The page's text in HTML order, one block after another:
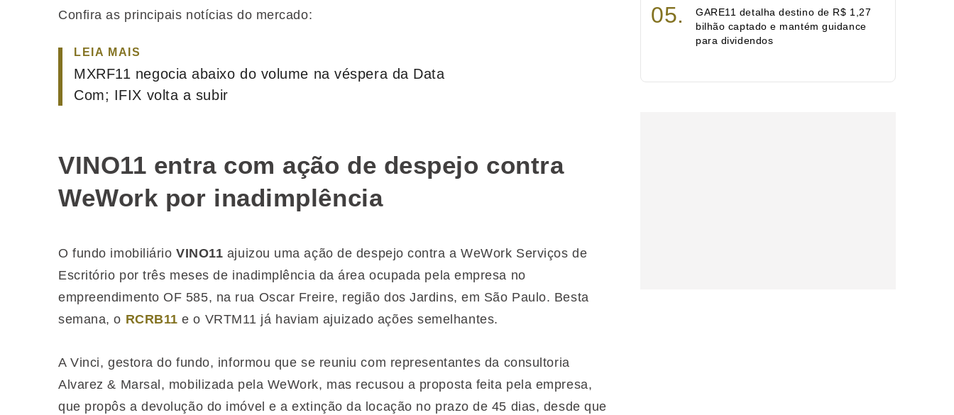
Confira as principais notícias do mercado:
LEIA MAIS
MXRF11 negocia abaixo do volume na véspera da Data
Com; IFIX volta a subir
VINO11 entra com ação de despejo contra
WeWork por inadimplência
O fundo imobiliário VINO11 ajuizou uma ação de despejo contra a WeWork Serviços de
Escritório por três meses de inadimplência da área ocupada pela empresa no
empreendimento OF 585, na rua Oscar Freire, região dos Jardins, em São Paulo. Besta
semana, o RCRB11 e o VRTM11 já haviam ajuizado ações semelhantes.
A Vinci, gestora do fundo, informou que se reuniu com representantes da consultoria
Alvarez & Marsal, mobilizada pela WeWork, mas recusou a proposta feita pela empresa,
que propôs a devolução do imóvel e a extinção da locação no prazo de 45 dias, desde que
GARE11 detalha destino de R$ 1,27
bilhão captado e mantém guidance
para dividendos